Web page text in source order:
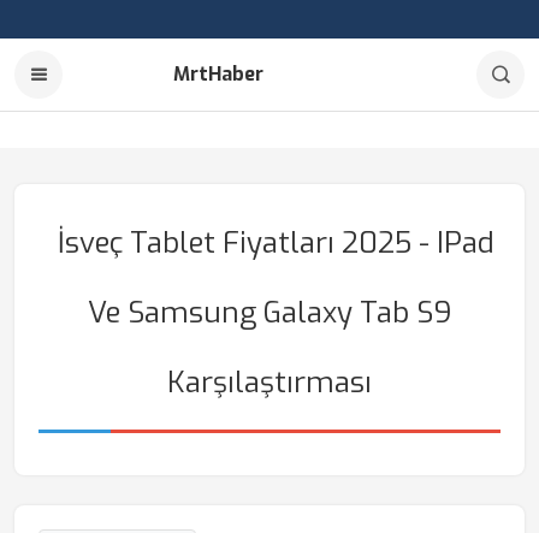
MrtHaber
İsveç Tablet Fiyatları 2025 - IPad
Ve Samsung Galaxy Tab S9
Karşılaştırması